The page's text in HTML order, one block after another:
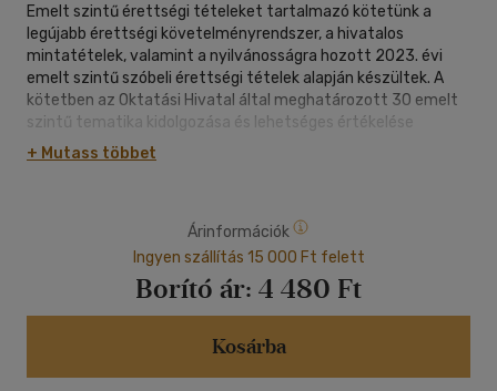
Emelt szintű érettségi tételeket tartalmazó kötetünk a
legújabb érettségi követelményrendszer, a hivatalos
mintatételek, valamint a nyilvánosságra hozott 2023. évi
emelt szintű szóbeli érettségi tételek alapján készültek. A
kötetben az Oktatási Hivatal által meghatározott 30 emelt
szintű tematika kidolgozása és lehetséges értékelése
található. Megadjuk a tételek kifejtéséhez szükséges teljes
elméleti hátteret; az összes tematikát részletesen mutatjuk
tartalmazza. Ezenkívül minden tételnél bemutatunk legalább
egy mintafeladatot, amely a vizsgán szerepelhet. A könyvet
ajánljuk tanórai használatra és otthoni gyakorlásra egyaránt.
+ Mutass többet
Árinformációk
Ingyen szállítás 15 000 Ft felett
Borító ár: 4 480 Ft
Kosárba